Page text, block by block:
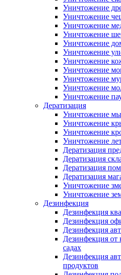
Уничтожение
Уничтожение
Уничтожение
Уничтожение
Уничтожение
Уничтожение
Уничтожение
Уничтожение
Уничтожение
Уничтожение
Уничтожение
Дератизация
Уничтожение
Уничтожение
Уничтожение
Уничтожение
Дератизация
Дератизация
Дератизация
Дератизация
Уничтожение
Уничтожение
Дезинфекция
Дезинфекция
Дезинфекция
Дезинфекция
Дезинфекция от
садах
Дезинфекция
продуктов